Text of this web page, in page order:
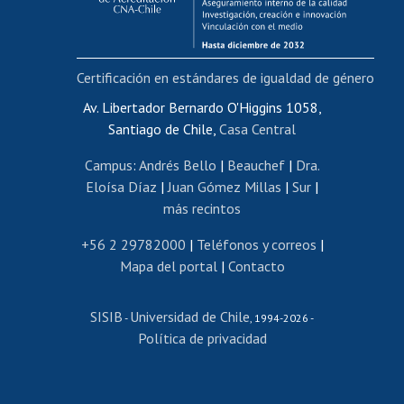
Cursos internos de capacitación
Bienestar del personal
Portal de movilidad interna
Certificado de renta
Certificado de renta honorarios
Editar páginas blancas
Extranjeras/os
Revalidación y reconocimiento de títulos
Postulación al Programa de Movilidad Estudiantil
Cursos de español
Av. Libertador Bernardo O'Higgins 1058,
Santiago de Chile, Casa Central
Campus: Andrés Bello | Beauchef| Dra.
Eloísa Díaz | Juan Gómez Millas | Sur |
más recintos
+56 2 29782000 | Teléfonos y correos |
Mapa del portal| Contacto
SISIB - Universidad de Chile , 1994-2026 -
Política de privacidad
Certificación en estándares de igualdad de género